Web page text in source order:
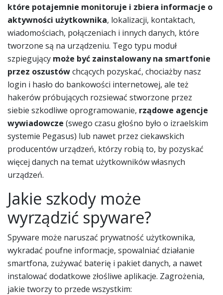
które potajemnie monitoruje i zbiera informacje o
aktywności użytkownika, lokalizacji, kontaktach,
wiadomościach, połączeniach i innych danych, które
tworzone są na urządzeniu. Tego typu moduł
szpiegujący może być zainstalowany na smartfonie
przez oszustówchcących pozyskać, chociażby nasz
login i hasło do bankowości internetowej, ale też
hakerów próbujących rozsiewać stworzone przez
siebie szkodliwe oprogramowanie, rządowe agencje
wywiadowcze (swego czasu głośno było o izraelskim
systemie Pegasus) lub nawet przez ciekawskich
producentów urządzeń, którzy robią to, by pozyskać
więcej danych na temat użytkowników własnych
urządzeń.
Jakie szkody może
wyrządzić spyware?
Spyware może naruszać prywatność użytkownika,
wykradać poufne informacje, spowalniać działanie
smartfona, zużywać baterię i pakiet danych, a nawet
instalować dodatkowe złośliwe aplikacje. Zagrożenia,
jakie tworzy to przede wszystkim: